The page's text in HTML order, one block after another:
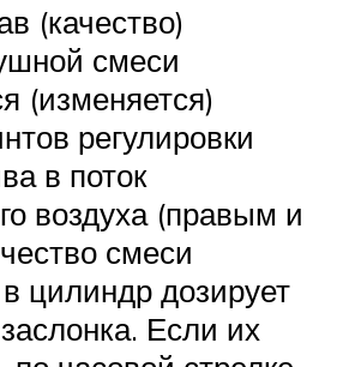
(качество)
смеси
(изменяется)
регулировки
в поток
воздуха (правым и
смеси
цилиндр дозирует
Если их